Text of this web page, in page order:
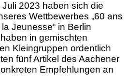
2023 haben sich die
Wettbewerbes „60 ans
Jeunesse“ in Berlin
in gemischten
Kleingruppen ordentlich
fünf Artikel des Aachener
Empfehlungen an